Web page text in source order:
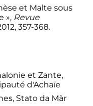
et Malte sous
», Revue
357-368.
et Zante,
d'Achaïe
Stato da Màr